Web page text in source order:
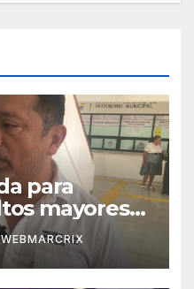
para
mayores